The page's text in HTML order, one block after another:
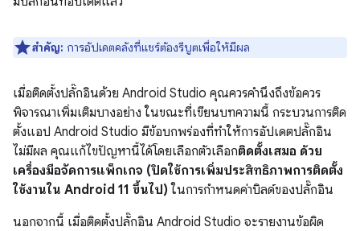
สำคัญ: การอัปเดตคลังที่แชร์ต้องรีบูตเพื่อให้มีผล
เมื่อติดตั้งปลั๊กอินด้วย Android Studio คุณควรคำนึงถึงข้อควร
พิจารณาเพิ่มเติมบางอย่าง ในขณะที่เขียนบทความนี้ กระบวนการติด
ตั้งแอป Android Studio มีข้อบกพร่องที่ทำให้การอัปเดตปลั๊กอิน
ไม่มีผล คุณแก้ไขปัญหานี้ได้โดยเลือกตัวเลือกติดตั้งเสมอ ด้วย
เครื่องมือจัดการแพ็กเกจ (ปิดใช้การเพิ่มประสิทธิภาพการติดตั้ง
ใช้งานใน Android 11 ขึ้นไป) ในการกำหนดค่าบิลด์ของปลั๊กอิน
นอกจากนี้ เมื่อติดตั้งปลั๊กอิน Android Studio จะรายงานข้อผิด